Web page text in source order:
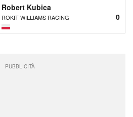
Robert Kubica
ROKIT WILLIAMS RACING 0
PUBBLICITÀ